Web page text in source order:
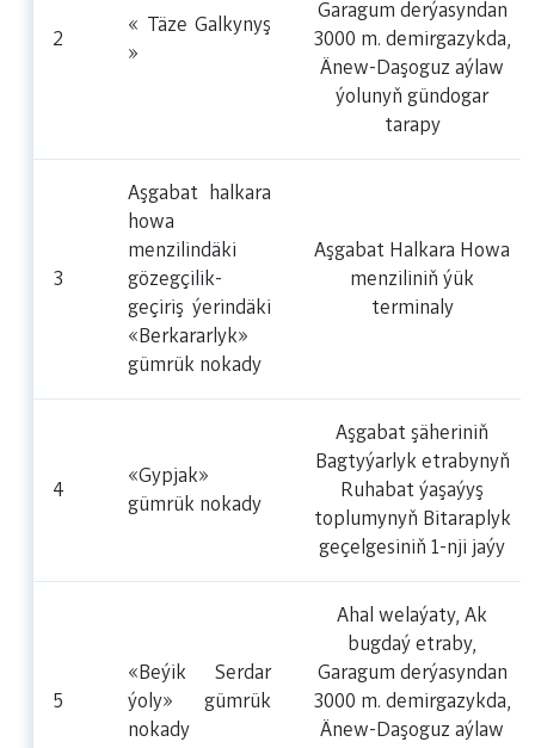
2
« Täze Galkynyş
»
Garagum derýasyndan
3000 m. demirgazykda,
Änew-Daşoguz aýlaw
ýolunyň gündogar
tarapy
3
Aşgabat halkara
howa
menzilindäki
gözegçilik-
geçiriş ýerindäki
«Berkararlyk»
gümrük nokady
Aşgabat Halkara Howa
menziliniň ýük
terminaly
4
«Gypjak»
gümrük nokady
Aşgabat şäheriniň
Bagtyýarlyk etrabynyň
Ruhabat ýaşaýyş
toplumynyň Bitaraplyk
geçelgesiniň 1-nji jaýy
5
«Beýik Serdar
ýoly» gümrük
nokady
Ahal welaýaty, Ak
bugdaý etraby,
Garagum derýasyndan
3000 m. demirgazykda,
Änew-Daşoguz aýlaw